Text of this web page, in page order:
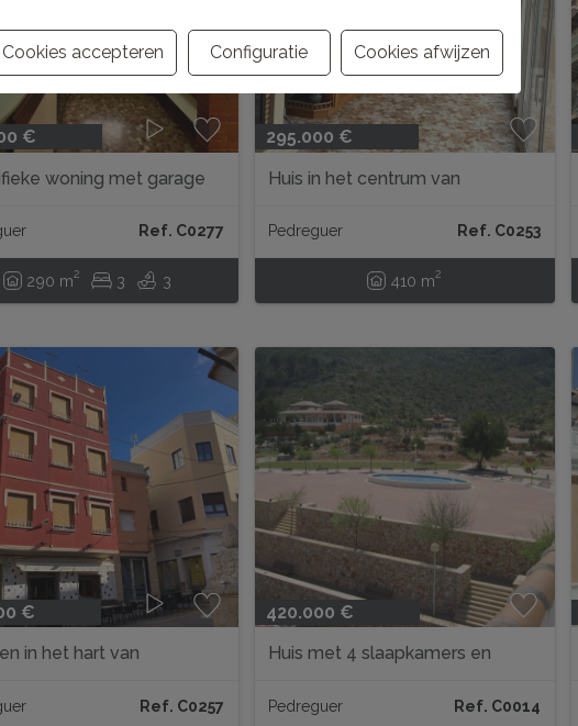
€
woning met garage
Ref. C0277
290 m2 3 3
295.000 €
Huis in het centrum van
Pedreguer Ref. C0253
410 m2
€
in het hart van
Ref. C0257
420.000 €
Huis met 4 slaapkamers en
Pedreguer Ref. C0014
Cookies accepteren Configuratie Cookies afwijzen